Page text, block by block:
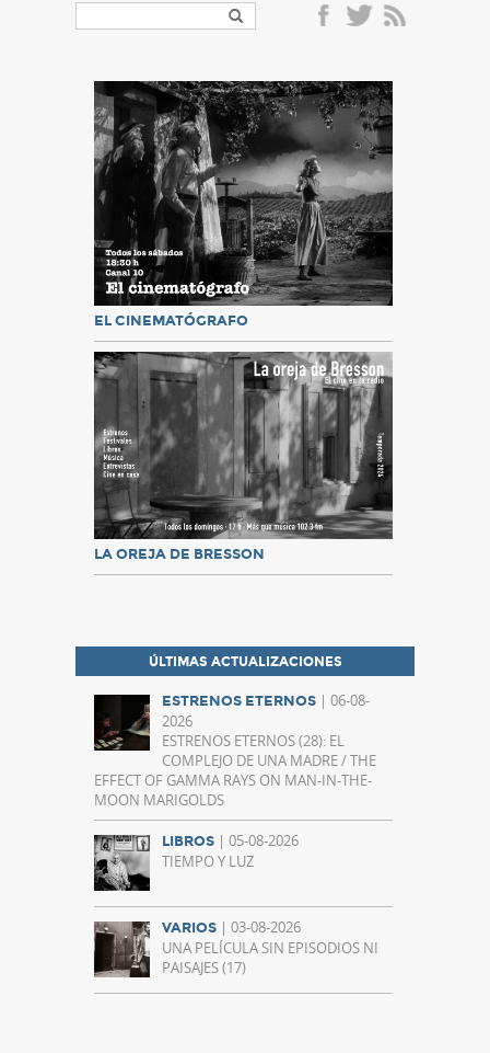
EL CINEMATÓGRAFO
LA OREJA DE BRESSON
ÚLTIMAS ACTUALIZACIONES
ESTRENOS ETERNOS | 06-08-
2026
ESTRENOS ETERNOS (28): EL
COMPLEJO DE UNA MADRE / THE
EFFECT OF GAMMA RAYS ON MAN-IN-THE-
MOON MARIGOLDS
LIBROS | 05-08-2026
TIEMPO Y LUZ
VARIOS | 03-08-2026
UNA PELÍCULA SIN EPISODIOS NI
PAISAJES (17)